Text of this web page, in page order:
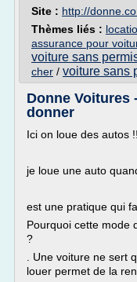
Site : http://
Thèmes liés :
assurance pour
voiture sans
cher / voiture sans
Donne Voitures
donner
Ici on loue des autos !!
je loue une auto
est une pratique qui
Pourquoi cette mode
?
. Une voiture ne sert
louer permet de la